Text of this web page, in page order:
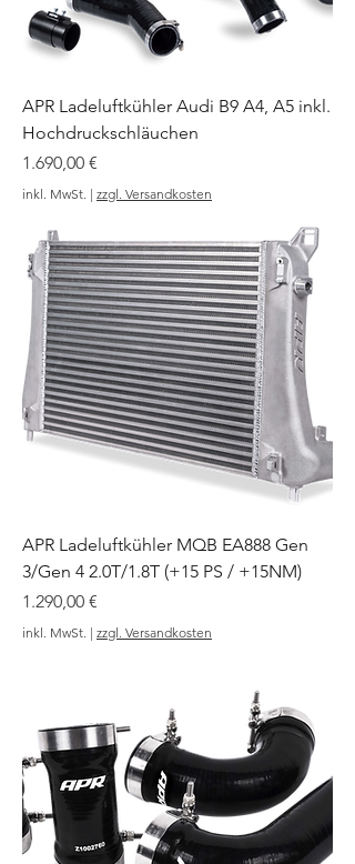
APR Ladeluftkühler Audi B9 A4, A5 inkl.
Hochdruckschläuchen
Preis
1.690,00 €
inkl. MwSt. | zzgl. Versandkosten
APR Ladeluftkühler MQB EA888 Gen
3/Gen 4 2.0T/1.8T (+15 PS / +15NM)
Preis
1.290,00 €
inkl. MwSt. | zzgl. Versandkosten